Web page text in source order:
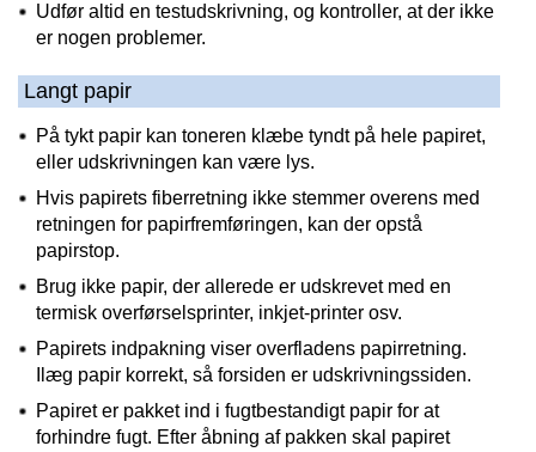
Udfør altid en testudskrivning, og kontroller, at der ikke
er nogen problemer.
Langt papir
På tykt papir kan toneren klæbe tyndt på hele papiret,
eller udskrivningen kan være lys.
Hvis papirets fiberretning ikke stemmer overens med
retningen for papirfremføringen, kan der opstå
papirstop.
Brug ikke papir, der allerede er udskrevet med en
termisk overførselsprinter, inkjet-printer osv.
Papirets indpakning viser overfladens papirretning.
Ilæg papir korrekt, så forsiden er udskrivningssiden.
Papiret er pakket ind i fugtbestandigt papir for at
forhindre fugt. Efter åbning af pakken skal papiret